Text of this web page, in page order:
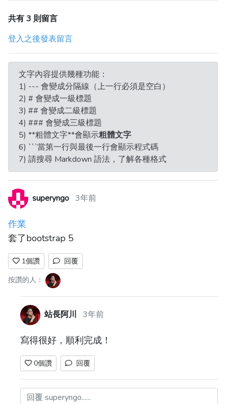
共有 3 則留言
登入之後發表留言
文字內容提供幾種功能：
1) --- 會變成分隔線（上一行必須是空白）
2) # 會變成一級標題
3) ## 會變成二級標題
4) ### 會變成三級標題
5) **粗體文字**會顯示粗體文字
6) ```當第一行與最後一行會顯示程式碼
7) 請搜尋 Markdown 語法，了解各種格式
superyngo 3年前
作業
套了bootstrap 5
1個讚
回覆
按讚的人：
站長阿川 3年前
寫得很好，順利完成！
0個讚 回覆
回覆 superyngo......